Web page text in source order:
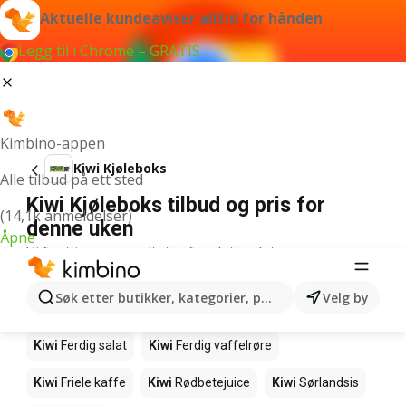
Aktuelle kundeaviser alltid for hånden
Legg til i Chrome – GRATIS
Kimbino-appen
Alle tilbud på ett sted
(14,1k anmeldelser)
Åpne
Søk etter butikker, kategorier, produkter...Velg by
Kiwi Kjøleboks
Kiwi Kjøleboks tilbud og pris for
denne uken
Vi fant ingen resultater for det ordet.
Andre produkter i butikkene Kiwi
Kiwi Makrell i tomat
Kiwi Ferdig salat Kiwi Ferdig vaffelrøre
Kiwi Friele kaffe Kiwi Rødbetejuice Kiwi Sørlandsis